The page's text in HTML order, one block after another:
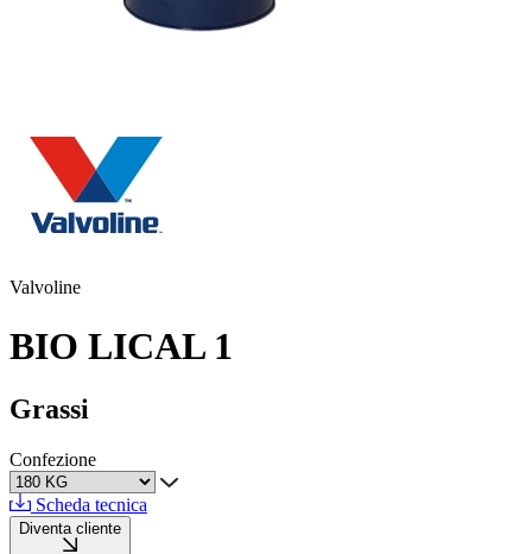
Valvoline
BIO LICAL 1
Grassi
Confezione
Scheda tecnica
Diventa cliente